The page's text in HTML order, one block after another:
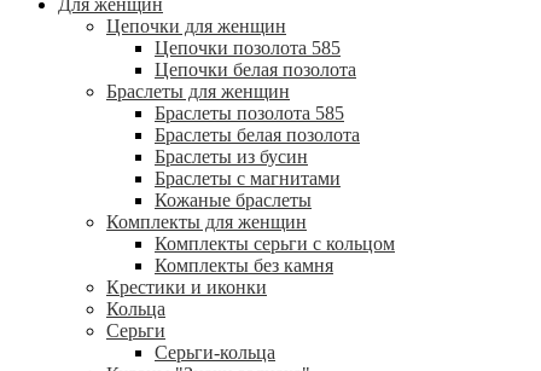
Для женщин
Цепочки для женщин
Цепочки позолота 585
Цепочки белая позолота
Браслеты для женщин
Браслеты позолота 585
Браслеты белая позолота
Браслеты из бусин
Браслеты с магнитами
Кожаные браслеты
Комплекты для женщин
Комплекты серьги с кольцом
Комплекты без камня
Крестики и иконки
Кольца
Серьги
Серьги-кольца